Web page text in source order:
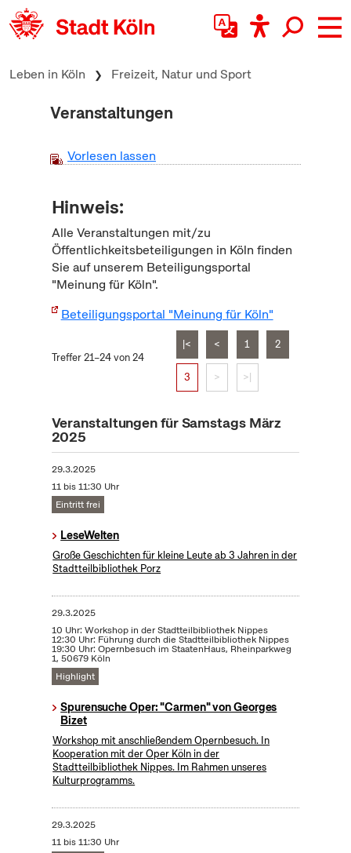
zum Inhalt springen
Leben in Köln Freizeit, Natur und Sport
Veranstaltungen
Vorlesen lassen
Hinweis:
Alle Veranstaltungen mit/zu
Öffentlichkeitsbeteiligungen in Köln finden
Sie auf unserem Beteiligungsportal
"Meinung für Köln".
Beteiligungsportal "Meinung für Köln"
Treffer 21–24 von 24
|< < 1 2
3 > >|
Veranstaltungen für Samstags März
2025
29.3.2025
11 bis 11:30 Uhr
Eintritt frei
LeseWelten
Große Geschichten für kleine Leute ab 3 Jahren in der
Stadtteilbibliothek Porz
29.3.2025
10 Uhr: Workshop in der Stadtteilbibliothek Nippes
12:30 Uhr: Führung durch die Stadtteilbibliothek Nippes
19:30 Uhr: Opernbesuch im StaatenHaus, Rheinparkweg
1, 50679 Köln
Highlight
Spurensuche Oper: "Carmen" von Georges
Bizet
Workshop mit anschließendem Opernbesuch. In
Kooperation mit der Oper Köln in der
Stadtteilbibliothek Nippes. Im Rahmen unseres
Kulturprogramms.
29.3.2025
11 bis 11:30 Uhr